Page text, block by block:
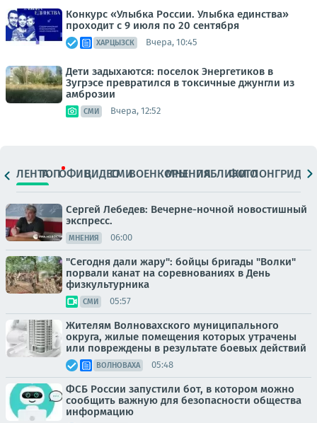
Конкурс «Улыбка России. Улыбка единства»
проходит с 9 июля по 20 сентября
ХАРЦЫЗСК Вчера, 10:45
Дети задыхаются: поселок Энергетиков в
Зугрэсе превратился в токсичные джунгли из
амброзии
СМИ Вчера, 12:52
ЛЕНТАТОПОФИЦ.ВИДЕОСМИВОЕНКОРЫМНЕНИЯПАБЛИКИ
ФОТОЛОНГРИДЫ
Сергей Лебедев: Вечерне-ночной новостишный
экспресс.
МНЕНИЯ 06:00
"Сегодня дали жару": бойцы бригады "Волки"
порвали канат на соревнованиях в День
физкультурника
СМИ 05:57
Жителям Волновахского муниципального
округа, жилые помещения которых утрачены
или повреждены в результате боевых действий
ВОЛНОВАХА 05:48
ФСБ России запустили бот, в котором можно
сообщить важную для безопасности общества
информацию